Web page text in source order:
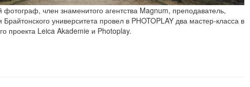
член знаменитого агентства Magnum, преподаватель,
университета провел в PHOTOPLAY два мастер-класса в
проекта Leica Akademie и Photoplay.